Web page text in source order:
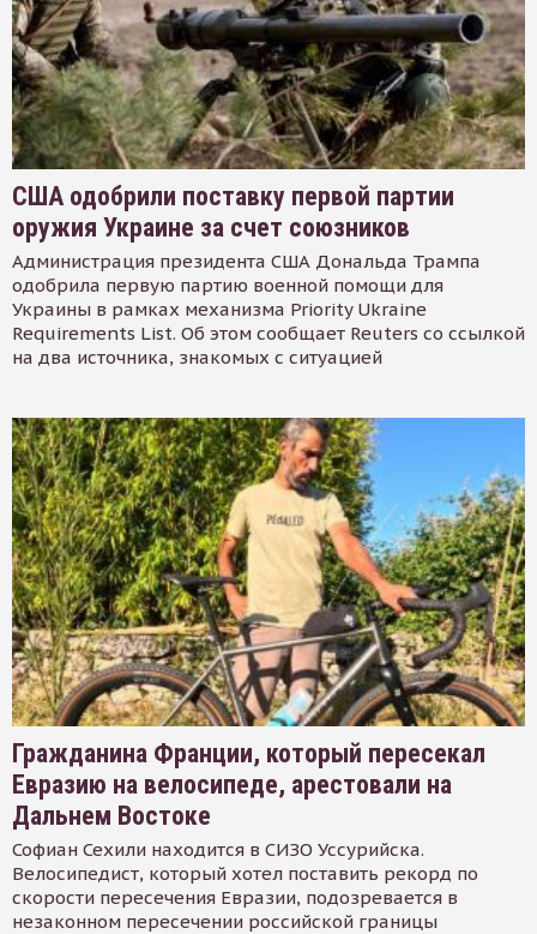
США одобрили поставку первой партии
оружия Украине за счет союзников
Администрация президента США Дональда Трампа
одобрила первую партию военной помощи для
Украины в рамках механизма Priority Ukraine
Requirements List. Об этом сообщает Reuters со ссылкой
на два источника, знакомых с ситуацией
Гражданина Франции, который пересекал
Евразию на велосипеде, арестовали на
Дальнем Востоке
Софиан Сехили находится в СИЗО Уссурийска.
Велосипедист, который хотел поставить рекорд по
скорости пересечения Евразии, подозревается в
незаконном пересечении российской границы